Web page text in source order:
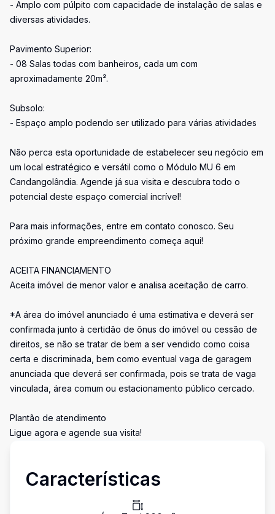
- Amplo com púlpito com capacidade de instalação de salas e
diversas atividades.
Pavimento Superior:
- 08 Salas todas com banheiros, cada um com
aproximadamente 20m².
Subsolo:
- Espaço amplo podendo ser utilizado para várias atividades
Não perca esta oportunidade de estabelecer seu negócio em
um local estratégico e versátil como o Módulo MU 6 em
Candangolândia. Agende já sua visita e descubra todo o
potencial deste espaço comercial incrível!
Para mais informações, entre em contato conosco. Seu
próximo grande empreendimento começa aqui!
ACEITA FINANCIAMENTO
Aceita imóvel de menor valor e analisa aceitação de carro.
*A área do imóvel anunciado é uma estimativa e deverá ser
confirmada junto à certidão de ônus do imóvel ou cessão de
direitos, se não se tratar de bem a ser vendido como coisa
certa e discriminada, bem como eventual vaga de garagem
anunciada que deverá ser confirmada, pois se trata de vaga
vinculada, área comum ou estacionamento público cercado.
Plantão de atendimento
Ligue agora e agende sua visita!
Características